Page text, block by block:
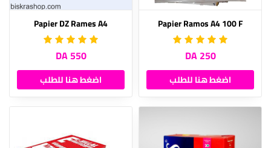
Papier Ramos A4 100 F
250 DA
اضغط هنا للطلب
Papier DZ Rames A4
550 DA
اضغط هنا للطلب